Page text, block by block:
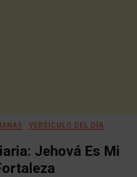
VERSÍCULO DEL DÍA
Jehová Es Mi